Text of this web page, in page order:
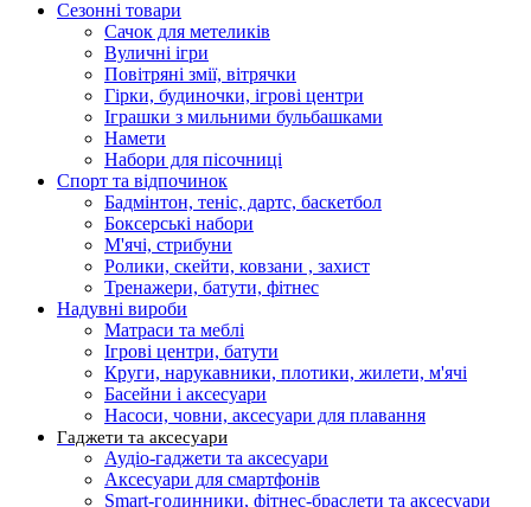
Сезонні товари
Сачок для метеликів
Вуличні ігри
Повітряні змії, вітрячки
Гірки, будиночки, ігрові центри
Іграшки з мильними бульбашками
Намети
Набори для пісочниці
Спорт та відпочинок
Бадмінтон, теніс, дартс, баскетбол
Боксерські набори
М'ячі, стрибуни
Ролики, скейти, ковзани , захист
Тренажери, батути, фітнес
Надувні вироби
Матраси та меблі
Ігрові центри, батути
Круги, нарукавники, плотики, жилети, м'ячі
Басейни і аксесуари
Насоси, човни, аксесуари для плавання
Гаджети та аксесуари
Аудіо-гаджети та аксесуари
Аксесуари для смартфонів
Smart-годинники, фітнес-браслети та аксесуари